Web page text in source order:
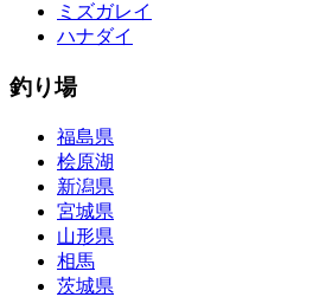
ミズガレイ
ハナダイ
釣り場
福島県
桧原湖
新潟県
宮城県
山形県
相馬
茨城県